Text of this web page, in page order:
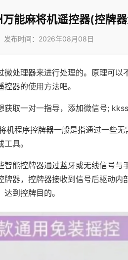
能麻将机遥控器(控牌
发布时间：2026年08月08日
微处理器来进行处理的。原理可以
器的使用方法吧。
取一对一指导，添加微信号;
机程序控牌器一般是指通过一些
具。
智能控牌器通过蓝牙或无线信号与
器，控牌器接收到信号后驱动内
到控牌目的。